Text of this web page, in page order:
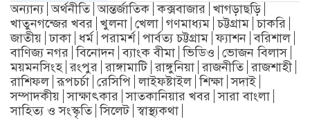
অন্যান্য অর্থনীতি আন্তর্জাতিক কক্সবাজার খাগড়াছড়ি
খাতুনগন্জের খবর খুলনা খেলা গণমাধ্যম চট্টগ্রাম চাকরি
জাতীয় ঢাকা ধর্ম পরামর্শ পার্বত্য চট্টগ্রাম ফ্যাশন বরিশাল
বাণিজ্য নগর বিনোদন ব্যাংক বীমা ভিডিও ভোজন বিলাস
ময়মনসিংহ রংপুর রাঙ্গামাটি রাঙ্গুনিয়া রাজনীতি রাজশাহী
রাশিফল রূপচর্চা রেসিপি লাইফষ্টাইল শিক্ষা সদাই
সম্পাদকীয় সাক্ষাৎকার সাতকানিয়ার খবর সারা বাংলা
সাহিত্য ও সংস্কৃতি সিলেট স্বাস্থ্যকথা